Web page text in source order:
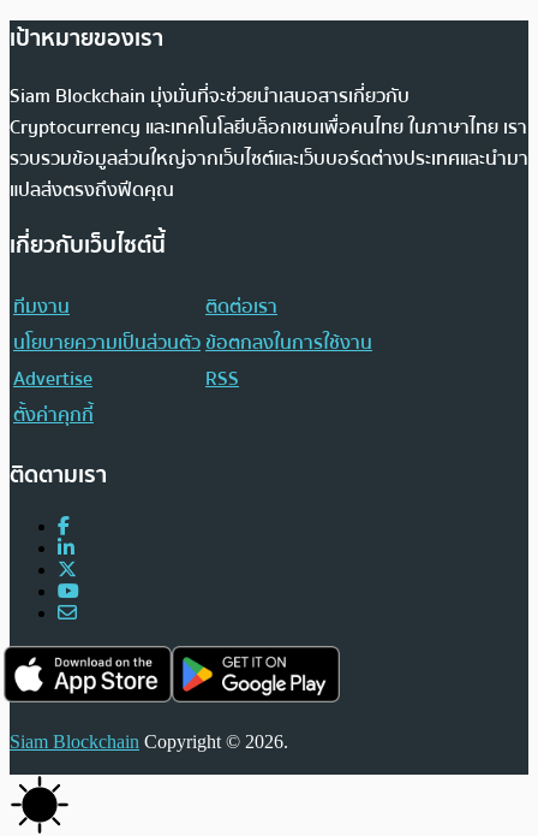
เป้าหมายของเรา
Siam Blockchain มุ่งมั่นที่จะช่วยนำเสนอสารเกี่ยวกับ
Cryptocurrency และเทคโนโลยีบล็อกเชนเพื่อคนไทย ในภาษาไทย เรา
รวบรวมข้อมูลส่วนใหญ่จากเว็บไซต์และเว็บบอร์ดต่างประเทศและนำมา
แปลส่งตรงถึงฟีดคุณ
เกี่ยวกับเว็บไซต์นี้
ทีมงาน
ติดต่อเรา
นโยบายความเป็นส่วนตัวข้อตกลงในการใช้งาน
Advertise
RSS
ตั้งค่าคุกกี้
ติดตามเรา
Siam Blockchain Copyright © 2026.